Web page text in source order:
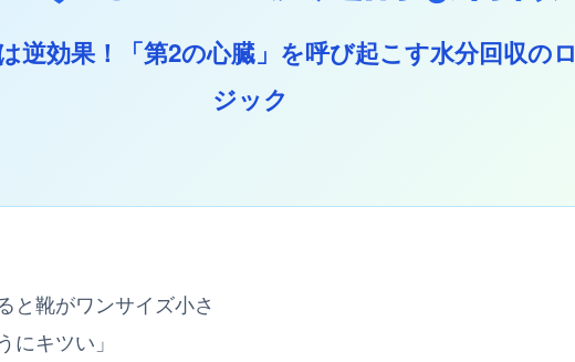
逆効果！「第2の心臓」を呼び起こす水分回収のロ
ジック
と靴がワンサイズ小さ
にキツい」